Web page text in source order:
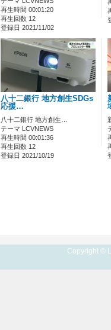
再生時間 00:01:20
再生回数 12
登録日 2021/11/02
八十二銀行 地方創生SDGs
応援…
八十二銀行 地方創生…
テーマ LCVNEWS
再生時間 00:01:36
再生回数 12
登録日 2021/10/19
Copyright ©